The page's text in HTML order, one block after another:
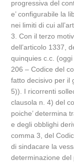
progressiva del
e’ configurabile la
nei limiti di cui
3. Con il terzo
dell’articolo 1337,
quinquies c.c.
206 – Codice del
fatto decisivo per il
5)). I ricorrenti
clausola n. 4) del
poiche’ determina
e degli obblighi
comma 3, del
di sindacare la
determinazione del